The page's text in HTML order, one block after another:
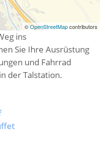
©OpenStreetMapcontributors
ins
Sie Ihre Ausrüstung
und Fahrrad
der Talstation.